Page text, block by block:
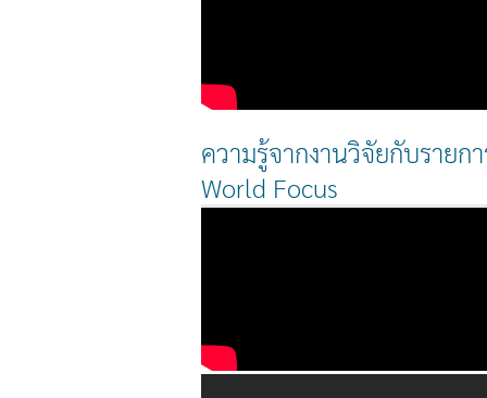
ความรู้จากงานวิจัยกับรายก
World Focus